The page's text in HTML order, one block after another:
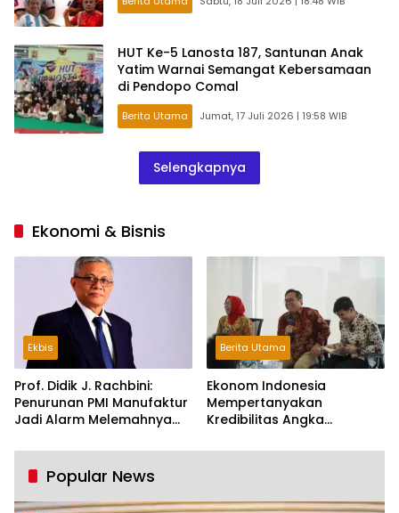
HUT Ke-5 Lanosta 187, Santunan Anak
Yatim Warnai Semangat Kebersamaan
di Pendopo Comal
Berita Utama Jumat, 17 Juli 2026 | 19:58 WIB
Selengkapnya
Ekonomi & Bisnis
Ekbis
Prof. Didik J. Rachbini:
Penurunan PMI Manufaktur
Jadi Alarm Melemahnya
Berita Utama
Ekonom Indonesia
Mempertanyakan
Kredibilitas Angka
Tumbuh Tapi Rapuh
Popular News